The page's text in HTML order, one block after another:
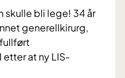
skulle bli lege! 34 år
generellkirurg,
at ny LIS-